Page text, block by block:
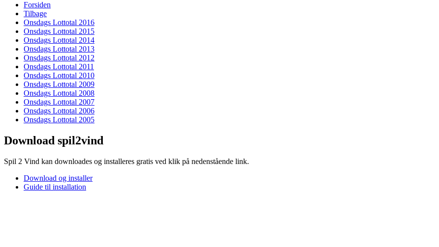
Forsiden
Tilbage
Onsdags Lottotal 2016
Onsdags Lottotal 2015
Onsdags Lottotal 2014
Onsdags Lottotal 2013
Onsdags Lottotal 2012
Onsdags Lottotal 2011
Onsdags Lottotal 2010
Onsdags Lottotal 2009
Onsdags Lottotal 2008
Onsdags Lottotal 2007
Onsdags Lottotal 2006
Onsdags Lottotal 2005
Download spil2vind
Spil 2 Vind kan downloades og installeres gratis ved klik på nedenstående link.
Download og installer
Guide til installation